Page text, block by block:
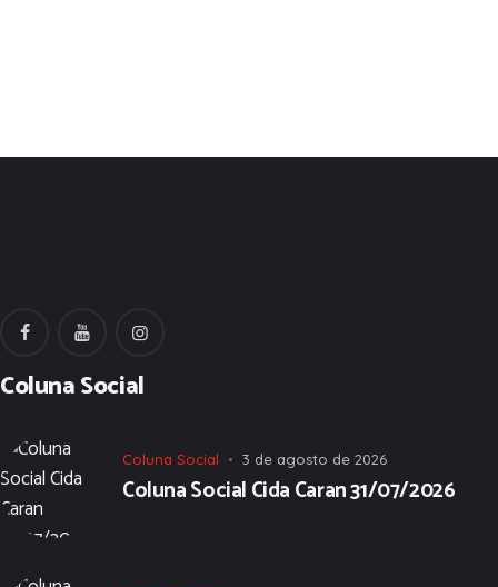
Coluna Social
Coluna Social 3 de agosto de 2026
Coluna Social Cida Caran 31/07/2026